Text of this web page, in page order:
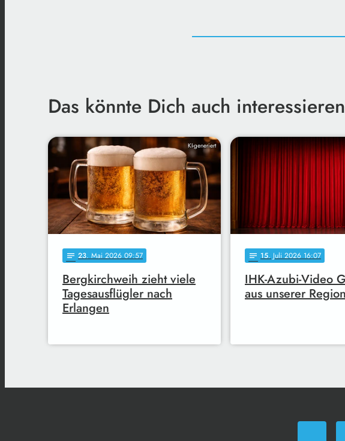
Das könnte Dich auch interessieren
KI-generiert
notes 23. Mai 2026 09:57
Bergkirchweih zieht viele
Tagesausflügler nach
Erlangen
notes 15. Juli 2026 16:07
IHK-Azubi-Video
aus unserer